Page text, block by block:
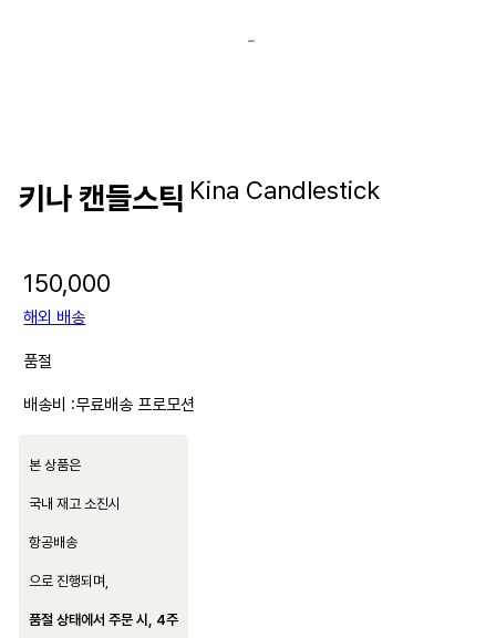
키나 캔들스틱 Kina Candlestick
150,000
해외 배송
품절
배송비 :무료배송 프로모션
본 상품은
국내 재고 소진시
항공배송
으로 진행되며,
품절 상태에서 주문 시, 4주